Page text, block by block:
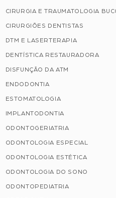
CIRURGIA E TRAUMATOLOGIA
CIRURGIÕES DENTISTAS
DTM E LASERTERAPIA
DENTÍSTICA RESTAURADORA
DISFUNÇÃO DA ATM
ENDODONTIA
ESTOMATOLOGIA
IMPLANTODONTIA
ODONTOGERIATRIA
ODONTOLOGIA ESPECIAL
ODONTOLOGIA ESTÉTICA
ODONTOLOGIA DO SONO
ODONTOPEDIATRIA